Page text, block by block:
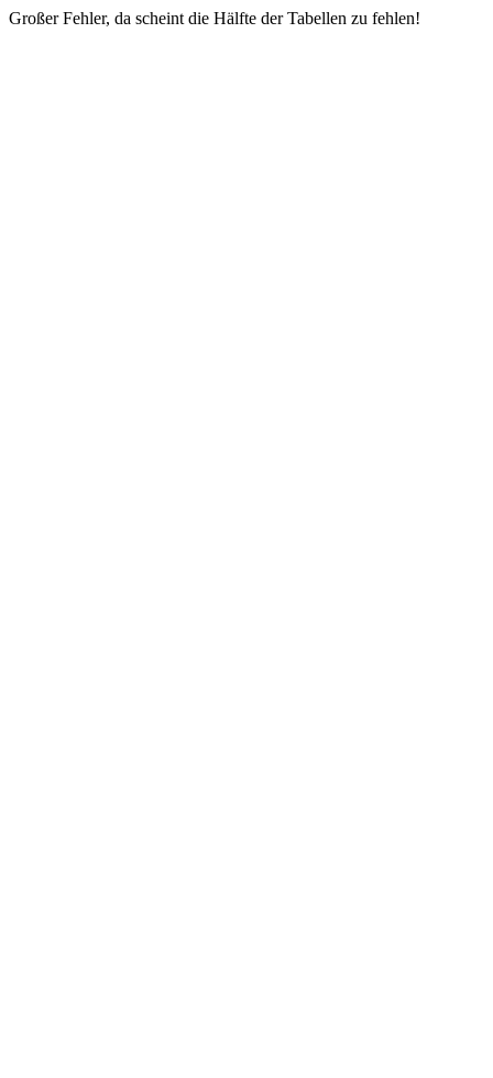
Großer Fehler, da scheint die Hälfte der Tabellen zu fehlen!